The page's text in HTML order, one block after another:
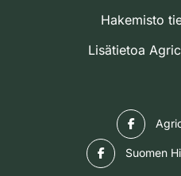
Hakemisto
Lisätietoa
Suomen